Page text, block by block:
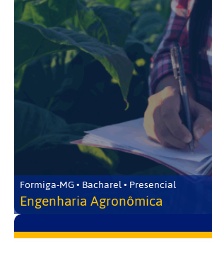
Formiga-MG • Bacharel • Presencial
Engenharia Agronômica